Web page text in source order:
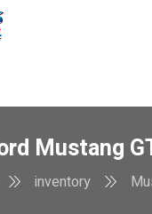
Mustang
inventory